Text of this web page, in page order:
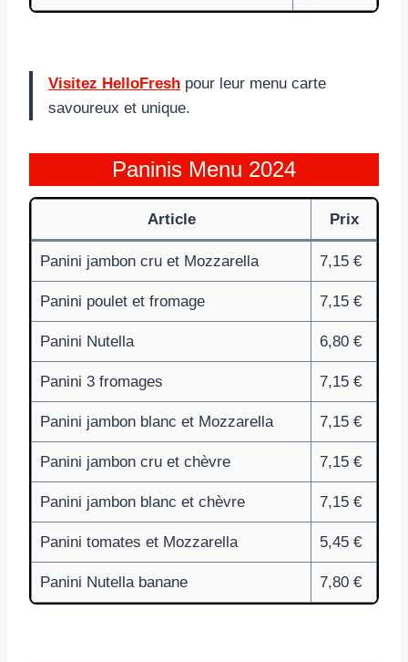
Visitez HelloFresh pour leur menu carte
savoureux et unique.
Paninis Menu 2024
Article Prix
Panini jambon cru et Mozzarella 7,15 €
Panini poulet et fromage 7,15 €
Panini Nutella 6,80 €
Panini 3 fromages 7,15 €
Panini jambon blanc et Mozzarella 7,15 €
Panini jambon cru et chèvre 7,15 €
Panini jambon blanc et chèvre 7,15 €
Panini tomates et Mozzarella 5,45 €
Panini Nutella banane 7,80 €